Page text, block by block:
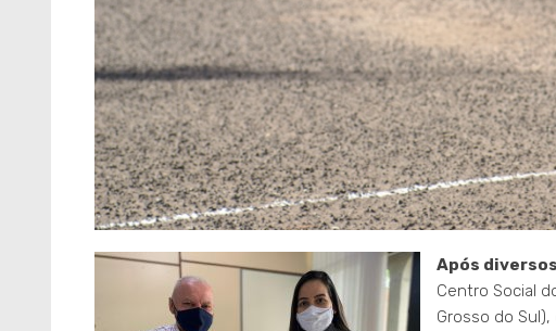
Após
Centro Social
Grosso do